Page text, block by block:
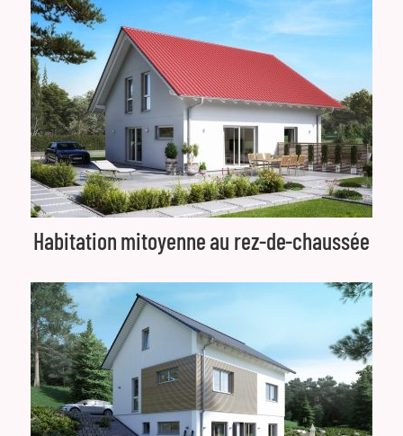
Habitation mitoyenne au rez-de-chaussée